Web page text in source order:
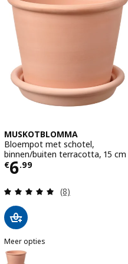
5 sterren. Totaal
grijs, 24 cm
MUSKOTBLOMMA
Bloempot met schotel,
binnen/buiten terracotta, 15 cm
€6.99
Prijs € 6.99
Beoordeling: 5
(8)
Meer opties
MUSKOTBLOMMA
Optie: MUSKOTBLOMMA,